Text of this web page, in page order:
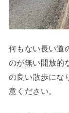
何もない長い道
のが無い開放的
の良い散歩にな
意ください。